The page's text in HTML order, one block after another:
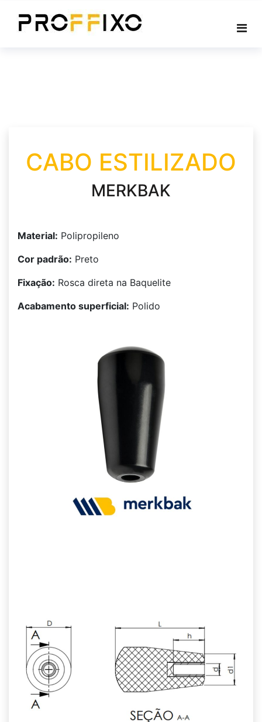
CABO ESTILIZADO
MERKBAK
Material: Polipropileno
Cor padrão: Preto
Fixação: Rosca direta na Baquelite
Acabamento superficial: Polido